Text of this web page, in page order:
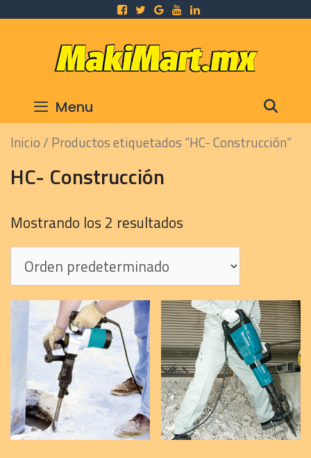
Menu
Inicio/ Productos etiquetados “HC- Construcción”
HC- Construcción
Mostrando los 2 resultados